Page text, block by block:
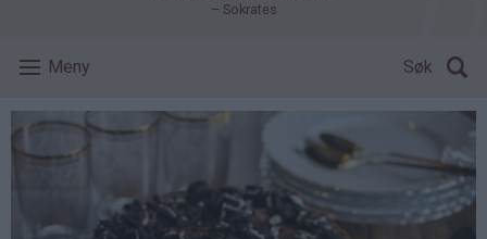
– Sokrates
Meny Søk